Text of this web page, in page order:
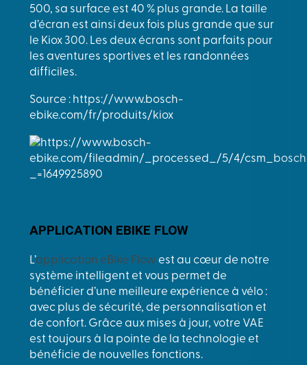
500, sa surface est 40 % plus grande. La taille
d’écran est ainsi deux fois plus grande que sur
le Kiox 300. Les deux écrans sont parfaits pour
les aventures sportives et les randonnées
difficiles.
Source : https://www.bosch-
ebike.com/fr/produits/kiox
APPLICATION EBIKE FLOW
L’application eBike Flow est au cœur de notre
système intelligent et vous permet de
bénéficier d’une meilleure expérience à vélo :
avec plus de sécurité, de personnalisation et
de confort. Grâce aux mises à jour, votre VAE
est toujours à la pointe de la technologie et
bénéficie de nouvelles fonctions.